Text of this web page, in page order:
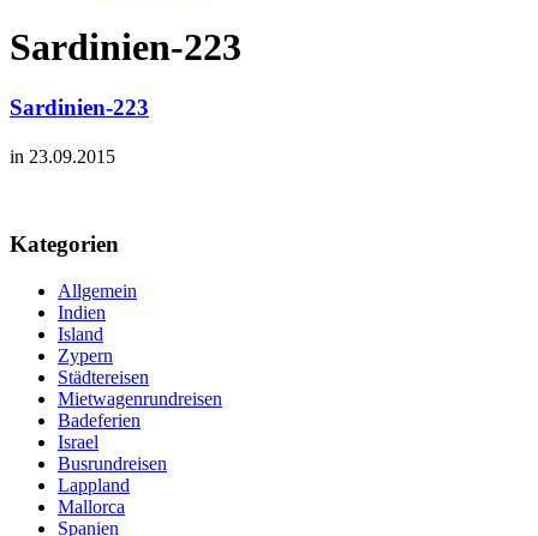
Sardinien-223
Sardinien-223
in 23.09.2015
Kategorien
Allgemein
Indien
Island
Zypern
Städtereisen
Mietwagenrundreisen
Badeferien
Israel
Busrundreisen
Lappland
Mallorca
Spanien